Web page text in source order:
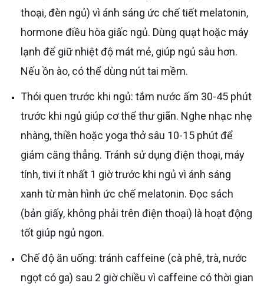
thoại, đèn ngủ) vì ánh sáng ức chế tiết melatonin,
hormone điều hòa giấc ngủ. Dùng quạt hoặc máy
lạnh để giữ nhiệt độ mát mẻ, giúp ngủ sâu hơn.
Nếu ồn ào, có thể dùng nút tai mềm.
Thói quen trước khi ngủ: tắm nước ấm 30-45 phút
trước khi ngủ giúp cơ thể thư giãn. Nghe nhạc nhẹ
nhàng, thiền hoặc yoga thở sâu 10-15 phút để
giảm căng thẳng. Tránh sử dụng điện thoại, máy
tính, tivi ít nhất 1 giờ trước khi ngủ vì ánh sáng
xanh từ màn hình ức chế melatonin. Đọc sách
(bản giấy, không phải trên điện thoại) là hoạt động
tốt giúp ngủ ngon.
Chế độ ăn uống: tránh caffeine (cà phê, trà, nước
ngọt có ga) sau 2 giờ chiều vì caffeine có thời gian